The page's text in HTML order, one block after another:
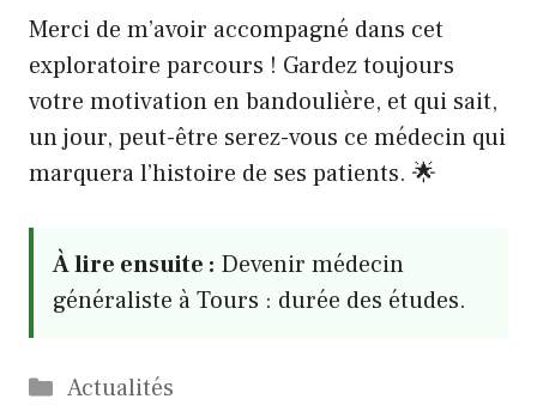
Merci de m’avoir accompagné dans cet
exploratoire parcours ! Gardez toujours
votre motivation en bandoulière, et qui sait,
un jour, peut-être serez-vous ce médecin qui
marquera l’histoire de ses patients. 🌟
À lire ensuite : Devenir médecin
généraliste à Tours : durée des études.
Catégories
Actualités